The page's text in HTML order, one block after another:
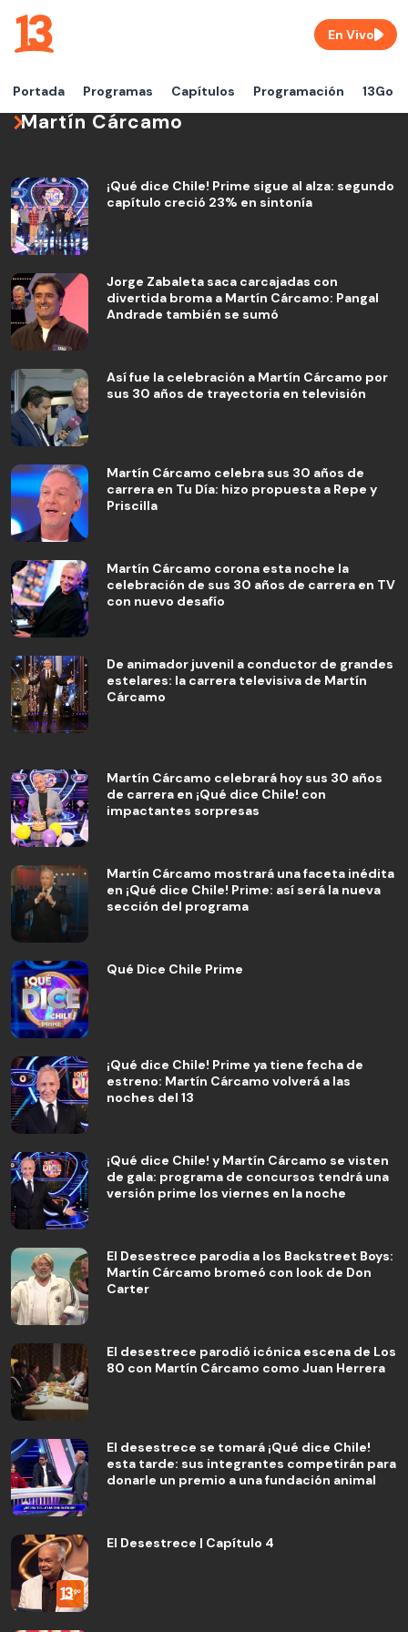
Portada Programas Capítulos Programación 13Go
En Vivo
Martín Cárcamo
¡Qué dice Chile! Prime sigue al alza: segundo
capítulo creció 23% en sintonía
Jorge Zabaleta saca carcajadas con
divertida broma a Martín Cárcamo: Pangal
Andrade también se sumó
Así fue la celebración a Martín Cárcamo por
sus 30 años de trayectoria en televisión
Martín Cárcamo celebra sus 30 años de
carrera en Tu Día: hizo propuesta a Repe y
Priscilla
Martín Cárcamo corona esta noche la
celebración de sus 30 años de carrera en TV
con nuevo desafío
De animador juvenil a conductor de grandes
estelares: la carrera televisiva de Martín
Cárcamo
Martín Cárcamo celebrará hoy sus 30 años
de carrera en ¡Qué dice Chile! con
impactantes sorpresas
Martín Cárcamo mostrará una faceta inédita
en ¡Qué dice Chile! Prime: así será la nueva
sección del programa
Qué Dice Chile Prime
¡Qué dice Chile! Prime ya tiene fecha de
estreno: Martín Cárcamo volverá a las
noches del 13
¡Qué dice Chile! y Martín Cárcamo se visten
de gala: programa de concursos tendrá una
versión prime los viernes en la noche
El Desestrece parodia a los Backstreet Boys:
Martín Cárcamo bromeó con look de Don
Carter
El desestrece parodió icónica escena de Los
80 con Martín Cárcamo como Juan Herrera
El desestrece se tomará ¡Qué dice Chile!
esta tarde: sus integrantes competirán para
donarle un premio a una fundación animal
El Desestrece | Capítulo 4